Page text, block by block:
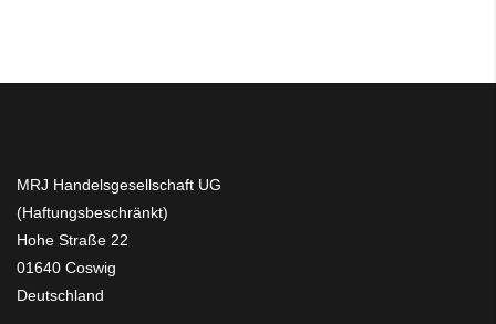
MRJ Handelsgesellschaft UG
(Haftungsbeschränkt)
Hohe Straße 22
01640 Coswig
Deutschland